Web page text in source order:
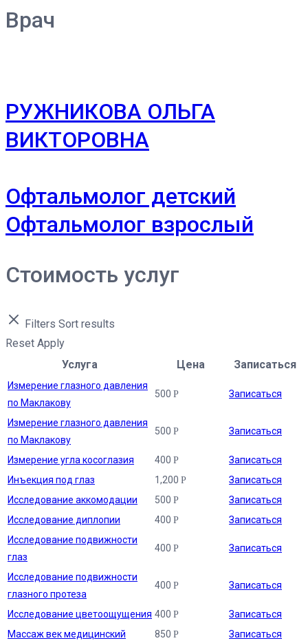
Врач
РУЖНИКОВА ОЛЬГА
ВИКТОРОВНА
Офтальмолог детский
Офтальмолог взрослый
Стоимость услуг
Filters Sort results
Reset Apply
Услуга
Цена Записаться
Измерение глазного давления
по Маклакову
500 Р Записаться
Измерение глазного давления
по Маклакову
500 Р Записаться
Измерение угла косоглазия 400 Р
Записаться
Инъекция под глаз
1,200 Р
Записаться
Исследование аккомодации
500 Р
Записаться
Исследование диплопии
400 Р
Записаться
Исследование подвижности
глаз
400 Р Записаться
Исследование подвижности
глазного протеза
400 Р Записаться
Исследование цветоощущения 400 Р
Записаться
Массаж век медицинский
850 Р
Записаться